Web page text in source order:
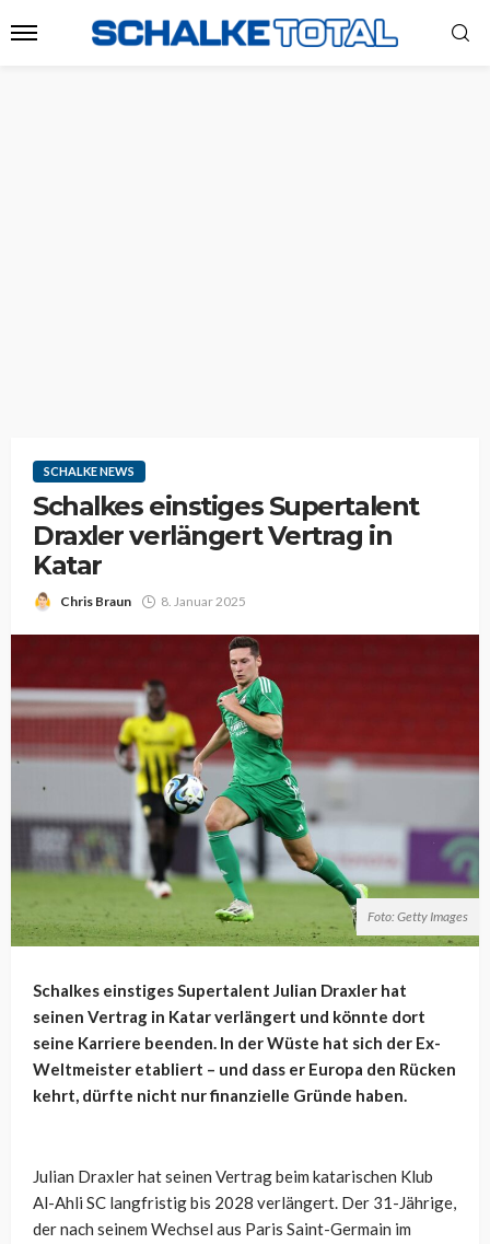
SCHALKE NEWS
Schalkes einstiges Supertalent
Draxler verlängert Vertrag in
Katar
Chris Braun 8. Januar 2025
Foto: Getty Images
Schalkes einstiges Supertalent Julian Draxler hat
seinen Vertrag in Katar verlängert und könnte dort
seine Karriere beenden. In der Wüste hat sich der Ex-
Weltmeister etabliert – und dass er Europa den Rücken
kehrt, dürfte nicht nur finanzielle Gründe haben.
Julian Draxler hat seinen Vertrag beim katarischen Klub
Al-Ahli SC langfristig bis 2028 verlängert. Der 31-Jährige,
der nach seinem Wechsel aus Paris Saint-Germain im